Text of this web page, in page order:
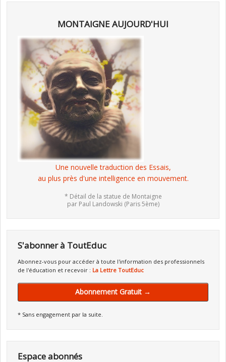
MONTAIGNE AUJOURD'HUI
Une nouvelle traduction des Essais,
au plus près d'une intelligence en mouvement.
* Détail de la statue de Montaigne
par Paul Landowski (Paris 5ème)
S'abonner à ToutEduc
Abonnez-vous pour accéder à toute l'information des professionnels
de l'éducation et recevoir : La Lettre ToutEduc
Abonnement Gratuit →
* Sans engagement par la suite.
Espace abonnés